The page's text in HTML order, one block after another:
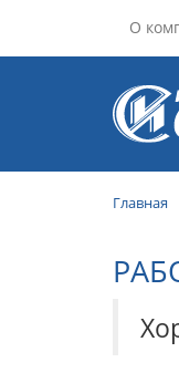
О
Главная